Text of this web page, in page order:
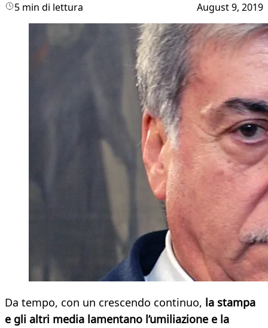
5 min di lettura August 9, 2019
Da tempo, con un crescendo continuo, la stampa
e gli altri media lamentano l’umiliazione e la